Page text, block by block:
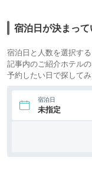
ホテル河口湖アネッ
クス 富士ビューホ
テル
9.河口湖温泉 ホテル
レジーナ河口湖
11.湖のホテル
宿泊日が決まっ
宿泊日と人数を選択する
記事内のご紹介ホテル
予約したい日で探してみ
宿泊日
未指定